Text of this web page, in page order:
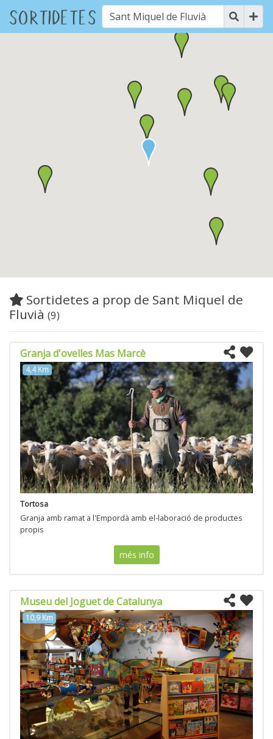
Sortidetes a prop de Sant Miquel de
Fluvià (9)
Granja d'ovelles Mas Marcè
4,4 Km
Tortosa
Granja amb ramat a l'Empordà amb el-laboració de productes
propis
més info
Museu del Joguet de Catalunya
10,9 Km